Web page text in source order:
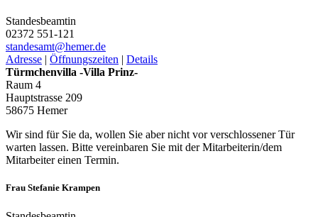
Standesbeamtin
02372 551-121
standesamt@­hemer.de
Adresse | Öffnungszeiten | Details
Türmchenvilla -Villa Prinz-
Raum 4
Hauptstrasse 209
58675 Hemer
Wir sind für Sie da, wollen Sie aber nicht vor verschlossener Tür
warten lassen. Bitte vereinbaren Sie mit der Mitarbeiterin/dem
Mitarbeiter einen Termin.
Frau Stefanie Krampen